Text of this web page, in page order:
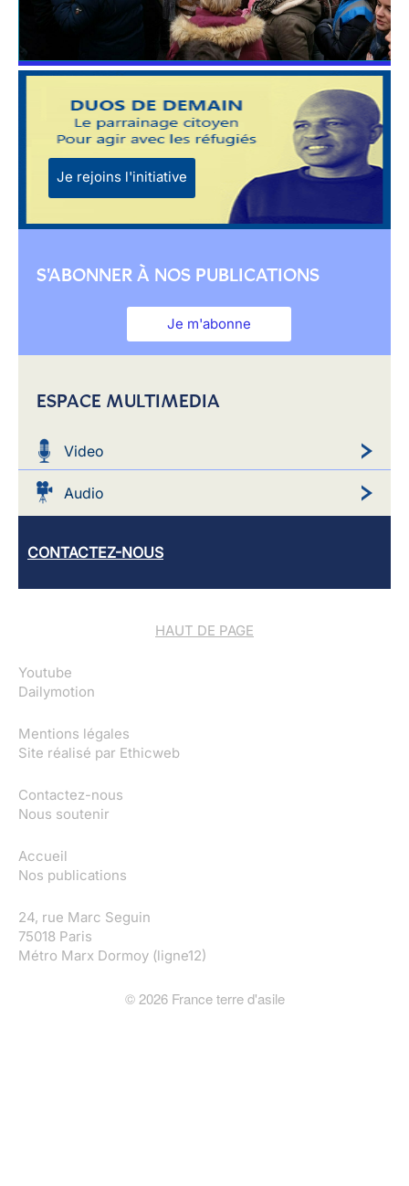
Je rejoins l'initiative
S'ABONNER À NOS PUBLICATIONS
Je m'abonne
ESPACE MULTIMEDIA
Video
Audio
CONTACTEZ-NOUS
HAUT DE PAGE
Youtube
Dailymotion
Mentions légales
Site réalisé par Ethicweb
Contactez-nous
Nous soutenir
Accueil
Nos publications
24, rue Marc Seguin
75018 Paris
Métro Marx Dormoy (ligne12)
© 2026France terre d'asile